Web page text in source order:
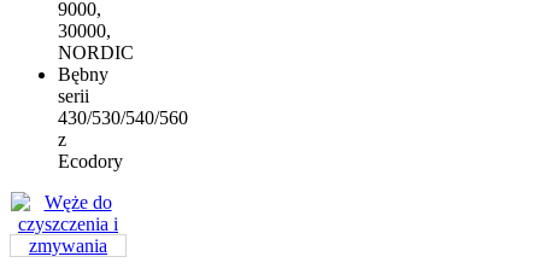
9000,
30000,
NORDIC
Bębny
serii
430/530/540/560
z
Ecodory